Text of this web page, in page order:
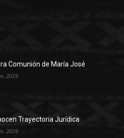
Comunión de María José
2026
Trayectoria Jurídica
2026